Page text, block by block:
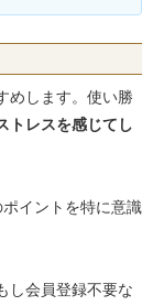
めします。使い勝
トレスを感じてし
イントを特に意識
し会員登録不要な